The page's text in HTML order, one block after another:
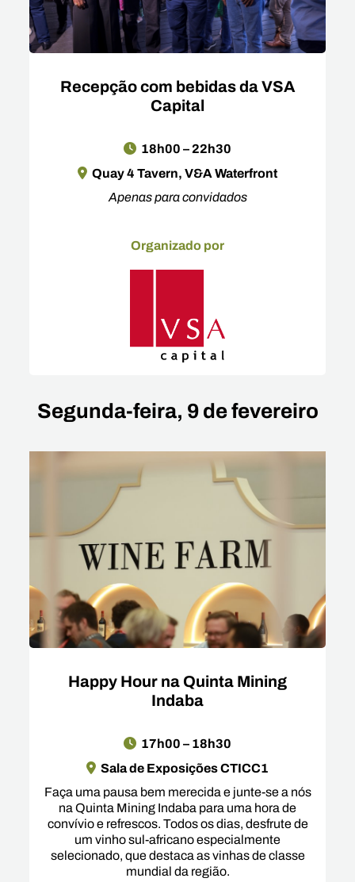
Recepção com bebidas da VSA
Capital
18h00 – 22h30
Quay 4 Tavern, V&A Waterfront
Apenas para convidados
Organizado por
Segunda-feira, 9 de fevereiro
Happy Hour na Quinta Mining
Indaba
17h00 – 18h30
Sala de Exposições CTICC1
Faça uma pausa bem merecida e junte-se a nós
na Quinta Mining Indaba para uma hora de
convívio e refrescos. Todos os dias, desfrute de
um vinho sul-africano especialmente
selecionado, que destaca as vinhas de classe
mundial da região.